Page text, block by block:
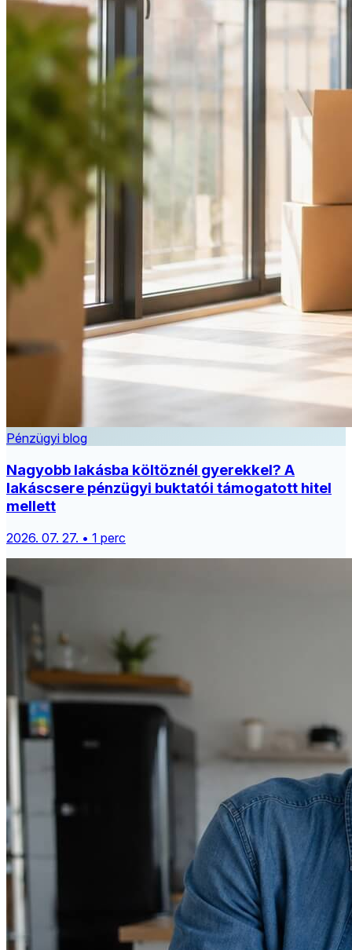
Pénzügyi blog
Nagyobb lakásba költöznél gyerekkel? A
lakáscsere pénzügyi buktatói támogatott hitel
mellett
2026. 07. 27. • 1 perc